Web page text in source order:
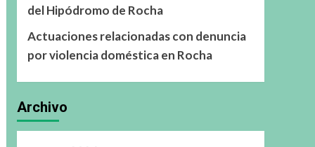
del Hipódromo de Rocha
Actuaciones relacionadas con denuncia
por violencia doméstica en Rocha
Archivo